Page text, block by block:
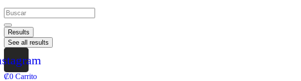
Results
See all results
₡0 Carrito